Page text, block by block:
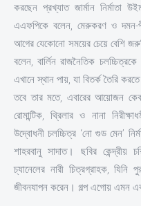
করছেন প্রখ্যাত জার্মান নির্মাতা
এএফপিকে বলেন, মেরুকরণ ও দমন-
আগের যেকোনো সময়ের চেয়ে বেশি
বলেন, বার্লিন রাজনৈতিক
এখানে স্থান পায়, যা বিতর্ক তৈরি
তবে তার মতে, এবারের আয়োজন
রোমান্টিক, থ্রিলার ও নানা
উদ্বোধনী চলচ্চিত্র ‘নো গুড মেন’
শাহরবানু সাদাত। ছবির কেন্দ্রীয়
চ্যানেলের নারী চিত্রগ্রাহক,
জীবনযাপন করেন। গল্প এগোয় এমন